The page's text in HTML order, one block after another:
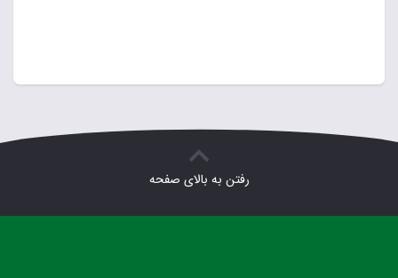
رفتن به بالای صفحه